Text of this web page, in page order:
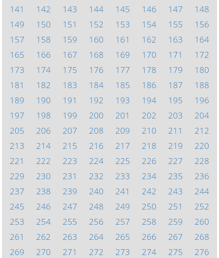
141
142 143 144 145 146 147
148
149
150 151 152 153 154 155
156
157
158 159 160 161 162 163
164
165
166 167 168 169 170 171
172
173
174 175 176 177 178 179
180
181
182 183 184 185 186 187
188
189
190 191 192 193 194 195
196
197
198 199 200 201 202 203
204
205
206 207 208 209 210 211
212
213
214 215 216 217 218 219
220
221
222 223 224 225 226 227
228
229
230 231 232 233 234 235
236
237
238 239 240 241 242 243
244
245
246 247 248 249 250 251
252
253
254 255 256 257 258 259
260
261
262 263 264 265 266 267
268
269
270 271 272 273 274 275
276